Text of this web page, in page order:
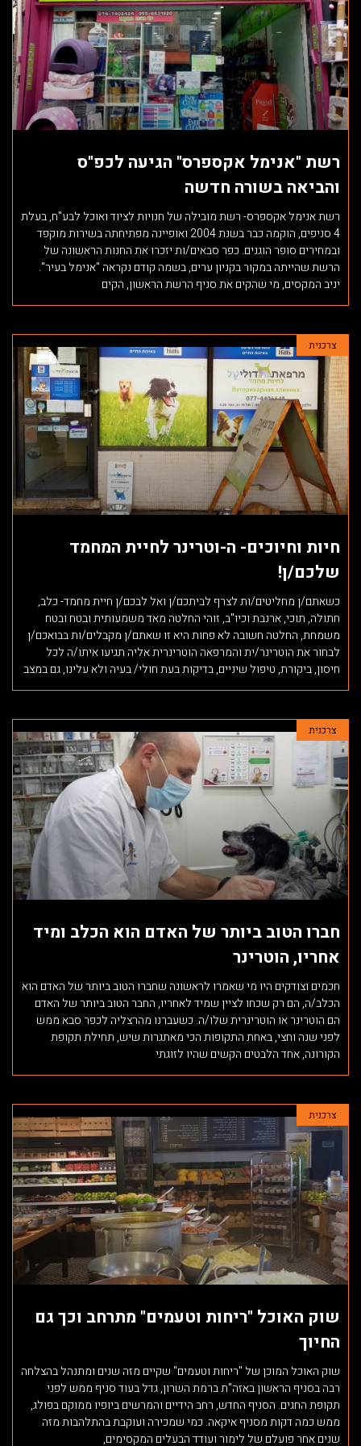
content,
באפשרותך
ללחוץ
אנטר
כדי
לדלג
הבארשת "אנימל אקספרס" הגיעה לכפ"ס
והביאה בשורה חדשה
רשת אנימל אקספרס- רשת מובילה של חנויות לציוד ואוכל לבע"ח, בעלת
4 סניפים, הוקמה כבר בשנת 2004 ואופיינה מפתיחתה בשירות מוקפד
ובמחירים סופר הוגנים. כפר סבאים/ות יזכרו את החנות הראשונה של
הרשת שהייתה במקור בקניון ערים, בשמה קודם נקראה "אנימל בעיר".
יניב המקסים, מי שהקים את סניף הרשת הראשון, הקים
צרכנית
חיות וחיוכים- ה-וטרינר לחיית המחמד
שלכם/ן!
כשאתם/ן מחליטים/ות לצרף לביתכם/ן ואל לבכם/ן חיית מחמד- כלב,
חתולה, תוכי, ארנבת וכיו"ב, זוהי החלטה מאד משמעותית ובטח ובטח
משמחת, החלטה חשובה לא פחות היא זו שאתם/ן מקבלים/ות בבואכם/ן
לבחור את הוטרינר/ית והמרפאה הוטרינרית אליה תגיעו איתו/ה לכל
חיסון, ביקורת, טיפול שיניים, בדיקות בעת חולי/ בעיה ולא עלינו, גם במצב
צרכנית
חברו הטוב ביותר של האדם הוא הכלב ומיד
אחריו, הוטרינר
חכמים וצודקים היו מי שאמרו לראשונה שחברו הטוב ביותר של האדם הוא
הכלב/ה, הם רק שכחו לציין שמיד לאחריו, החבר הטוב ביותר של האדם
הם הוטרינר או הוטרינרית שלו/ה. כשעברנו מהרצליה לכפר סבא ממש
לפני שנה וחצי, באחת התקופות הכי מאתגרות שיש, תחילת תקופת
הקורונה, אחד הלבטים הקשים שהיו לזוגתי
צרכנית
שוק האוכל "ריחות וטעמים" מתרחב וכך גם
החיוך
שוק האוכל המוכן של "ריחות וטעמים" שקיים מזה שנים ומתנהל בהצלחה
רבה בסניף הראשון באזה"ת ברמת השרון, גדל בעוד סניף ממש לפני
תקופת החגים. הסניף החדש, רחב הידיים והמרשים ביופיו ממוקם בפולג,
ממש כמה דקות מסניף איקאה. כמי שמכירה ועוקבת בהתלהבות מזה
שנים אחר פועלם של לימור ועודד הבעלים המקסימים,